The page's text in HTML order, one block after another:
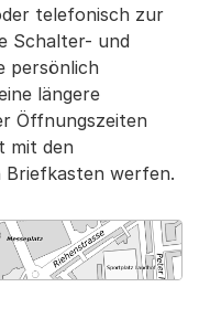
telefonisch zur
Schalter- und
persönlich
längere
Öffnungszeiten
mit den
werfen.
von MapBS.
Link, wird in einem